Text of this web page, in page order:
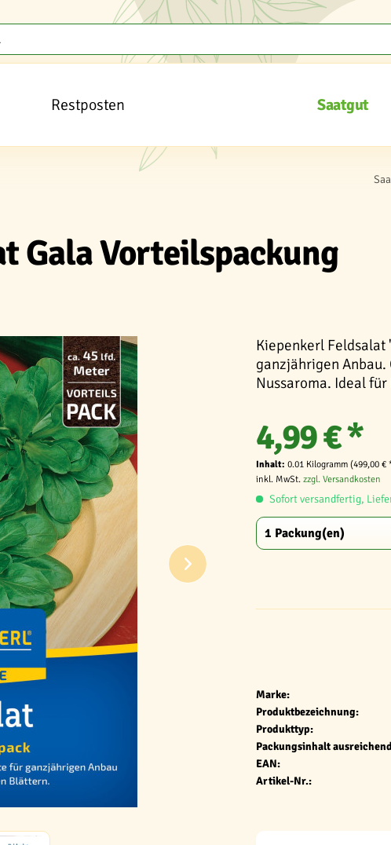
Restposten Saatgut
Gala Vorteilspackung
Kiepenkerl
ganzjährigen
Nussaroma. Ideal
Marke:
Produktbezeichnung:
Produkttyp:
Packungsinhalt
EAN:
Artikel-Nr.:
4,99 € *
Inhalt: 0.01 Kilogramm (499,00
inkl. MwSt. zzgl. Versandkosten
Sofort versandfertig,